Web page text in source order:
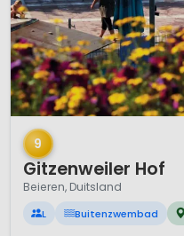
1 / 12
9
Gitzenweiler Hof
Beieren, Duitsland
L Buitenzwembad